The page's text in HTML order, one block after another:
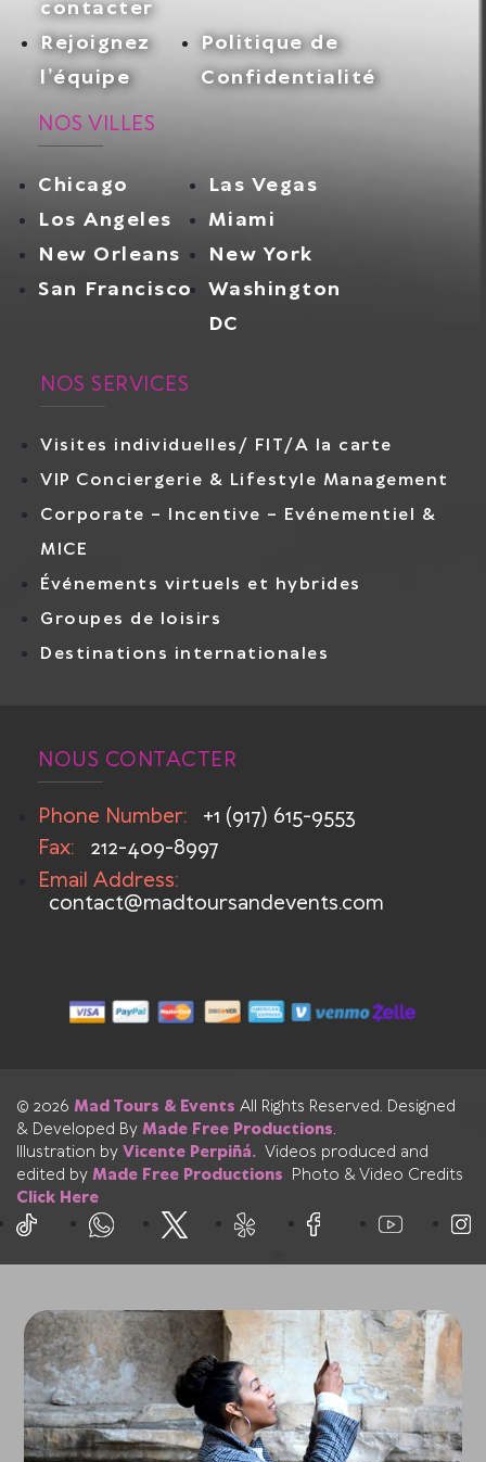
contacter
Rejoignez
l’équipe
Politique de
Confidentialité
NOS VILLES
Chicago
Las Vegas
Los Angeles
Miami
New Orleans
New York
San Francisco Washington
DC
NOS SERVICES
Visites individuelles/ FIT/A la carte
VIP Conciergerie & Lifestyle Management
Corporate – Incentive – Evénementiel &
MICE
Événements virtuels et hybrides
Groupes de loisirs
Destinations internationales
NOUS CONTACTER
Phone Number:
+1 (917) 615-9553
Fax:
212-409-8997
Email Address:
contact@madtoursandevents.com
© 2026 Mad Tours & Events All Rights Reserved. Designed
& Developed By Made Free Productions.
Illustration by Vicente Perpiñá. Videos produced and
edited by Made Free Productions Photo & Video Credits
Click Here